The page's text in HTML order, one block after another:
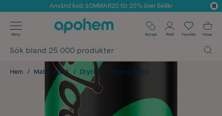
Årets Butik 2025 inom Skönhet
Använd kod: SOMMAR20 för 20% över 649kr
✓ Fri frakt
✓ Poäng på alla köp*
Meny Recept Profil Favoriter Kassa
Hem Mat & dryck Drycker Energidryck